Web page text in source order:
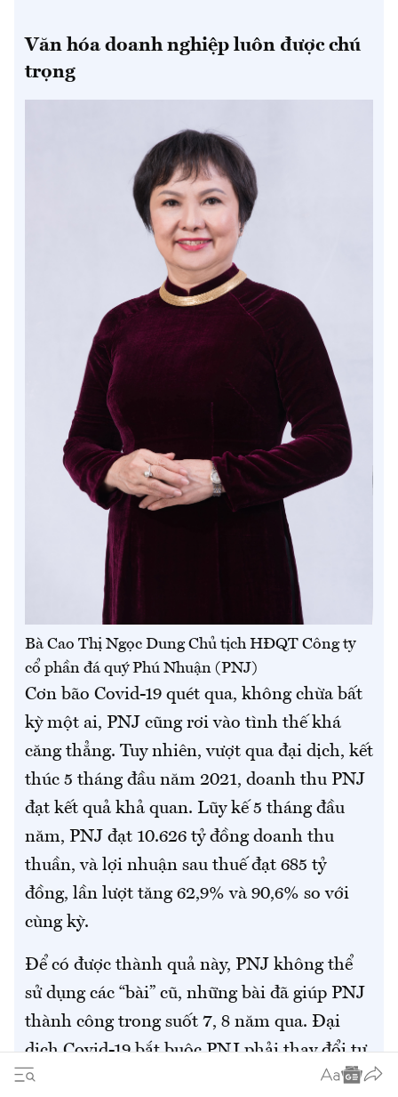
Văn hóa doanh nghiệp luôn được chú
trọng
Bà Cao Thị Ngọc Dung Chủ tịch HĐQT Công ty
cổ phần đá quý Phú Nhuận (PNJ)
Cơn bão Covid-19 quét qua, không chừa bất
kỳ một ai, PNJ cũng rơi vào tình thế khá
căng thẳng. Tuy nhiên, vượt qua đại dịch, kết
thúc 5 tháng đầu năm 2021, doanh thu PNJ
đạt kết quả khả quan. Lũy kế 5 tháng đầu
năm, PNJ đạt 10.626 tỷ đồng doanh thu
thuần, và lợi nhuận sau thuế đạt 685 tỷ
đồng, lần lượt tăng 62,9% và 90,6% so với
cùng kỳ.
Để có được thành quả này, PNJ không thể
sử dụng các “bài” cũ, những bài đã giúp PNJ
thành công trong suốt 7, 8 năm qua. Đại
dịch Covid-19 bắt buộc PNJ phải thay đổi tư
duy, thay đổi cách làm việc, thay đổi chiến